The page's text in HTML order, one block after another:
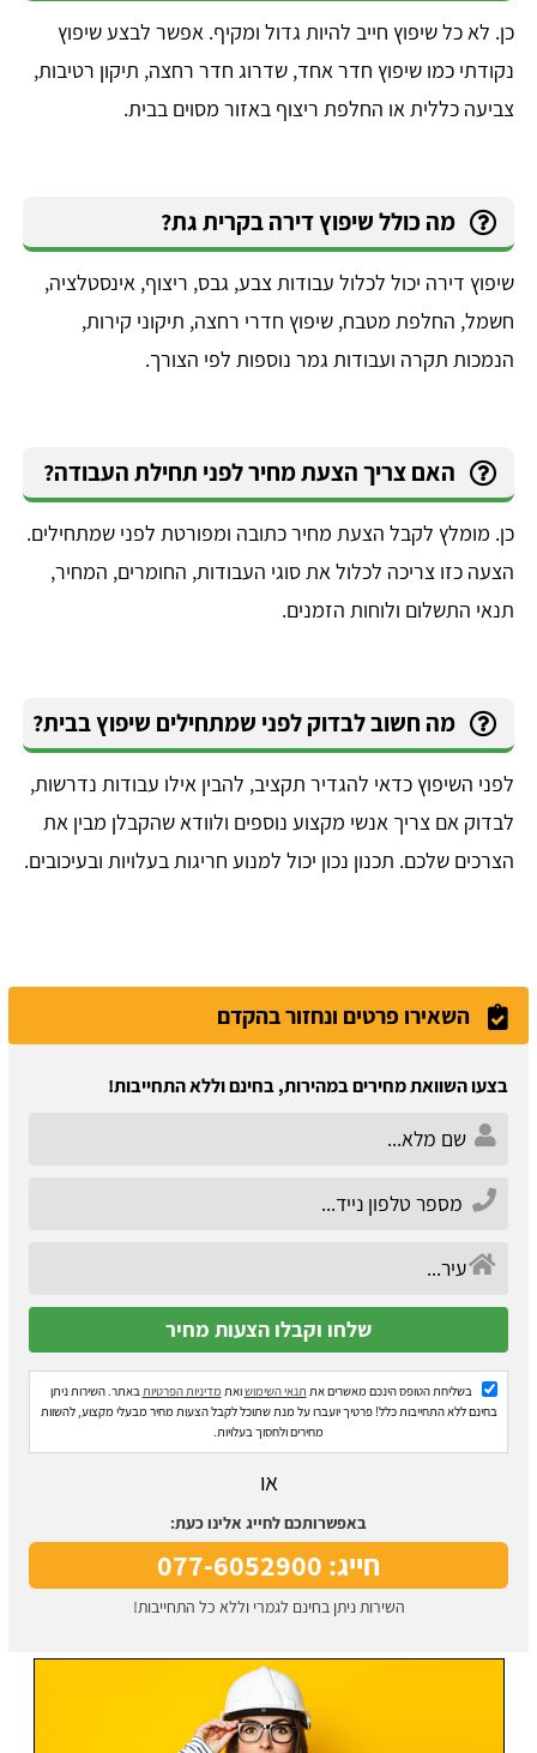
כן. לא כל שיפוץ חייב להיות גדול ומקיף. אפשר לבצע שיפוץ
נקודתי כמו שיפוץ חדר אחד, שדרוג חדר רחצה, תיקון רטיבות,
צביעה כללית או החלפת ריצוף באזור מסוים בבית.
מה כולל שיפוץ דירה בקרית גת?
שיפוץ דירה יכול לכלול עבודות צבע, גבס, ריצוף, אינסטלציה,
חשמל, החלפת מטבח, שיפוץ חדרי רחצה, תיקוני קירות,
הנמכות תקרה ועבודות גמר נוספות לפי הצורך.
האם צריך הצעת מחיר לפני תחילת העבודה?
כן. מומלץ לקבל הצעת מחיר כתובה ומפורטת לפני שמתחילים.
הצעה כזו צריכה לכלול את סוגי העבודות, החומרים, המחיר,
תנאי התשלום ולוחות הזמנים.
מה חשוב לבדוק לפני שמתחילים שיפוץ בבית?
לפני השיפוץ כדאי להגדיר תקציב, להבין אילו עבודות נדרשות,
לבדוק אם צריך אנשי מקצוע נוספים ולוודא שהקבלן מבין את
הצרכים שלכם. תכנון נכון יכול למנוע חריגות בעלויות ובעיכובים.
השאירו פרטים ונחזור בהקדם
בצעו השוואת מחירים במהירות, בחינם וללא התחייבות!
בשליחת הטופס הינכם מאשרים את תנאי השימושואת מדיניות הפרטיות באתר. השירות ניתן
בחינם ללא התחייבות כלל! פרטיך יועברו על מנת שתוכל לקבל הצעות מחיר מבעלי מקצוע, להשוות
מחירים ולחסוך בעלויות.
או
באפשרותכם לחייג אלינו כעת:
חייג: 077-6052900
השירות ניתן בחינם לגמרי וללא כל התחייבות!